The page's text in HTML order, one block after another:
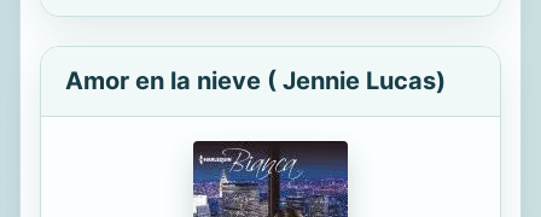
Amor en la nieve ( Jennie Lucas)